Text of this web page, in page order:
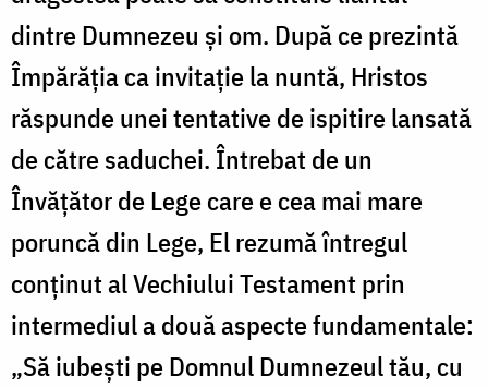
dintre Dumnezeu și om. După ce prezintă
Împărăția ca invitație la nuntă, Hristos
răspunde unei tentative de ispitire lansată
de către saduchei. Întrebat de un
Învățător de Lege care e cea mai mare
poruncă din Lege, El rezumă întregul
conținut al Vechiului Testament prin
intermediul a două aspecte fundamentale:
„Să iubeşti pe Domnul Dumnezeul tău, cu